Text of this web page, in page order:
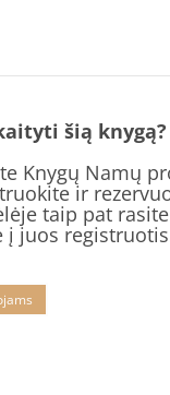
šią knygą?
Knygų Namų
ir
taip pat
į juos